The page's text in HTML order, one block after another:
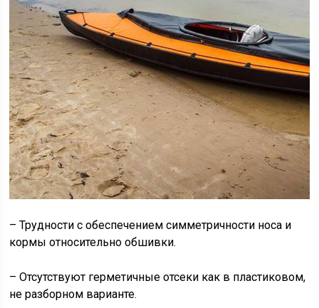
– Трудности с обеспечением симметричности носа и
кормы относительно обшивки.
– Отсутствуют герметичные отсеки как в пластиковом,
не разборном варианте.